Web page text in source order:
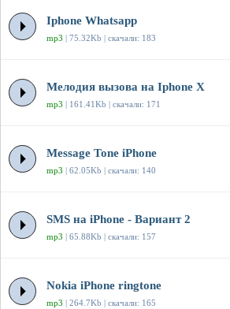
Iphone Whatsapp
mp3 | 75.32Kb | скачали: 183
Мелодия вызова на Iphone X
mp3 | 161.41Kb | скачали: 171
Message Tone iPhone
mp3 | 62.05Kb | скачали: 140
SMS на iPhone - Вариант 2
mp3 | 65.88Kb | скачали: 157
Nokia iPhone ringtone
mp3 | 264.7Kb | скачали: 165